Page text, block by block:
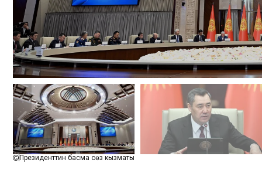
Президенттин басма сөз кызматы